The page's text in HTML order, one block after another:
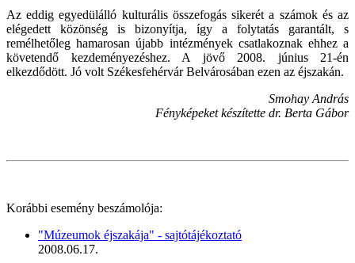
Az eddig egyedülálló kulturális összefogás sikerét a számok és az
elégedett közönség is bizonyítja, így a folytatás garantált, s
remélhetőleg hamarosan újabb intézmények csatlakoznak ehhez a
követendő kezdeményezéshez. A jövő 2008. június 21-én
elkezdődött. Jó volt Székesfehérvár Belvárosában ezen az éjszakán.
Smohay András
Fényképeket készítette dr. Berta Gábor
Korábbi esemény beszámolója:
"Múzeumok éjszakája" - sajtótájékoztató
2008.06.17.